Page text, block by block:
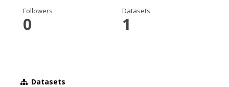
Followers
0
Datasets
1
Datasets